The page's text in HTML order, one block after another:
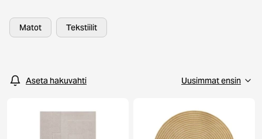
valikoiman kodintekstiilejä eri tiloihin ja tyyleihin. Päivitä
kotisi ilme vastuullisesti ja klikkaa kotiin omat suosikkisi
Matot Tekstiilit
Aseta hakuvahti